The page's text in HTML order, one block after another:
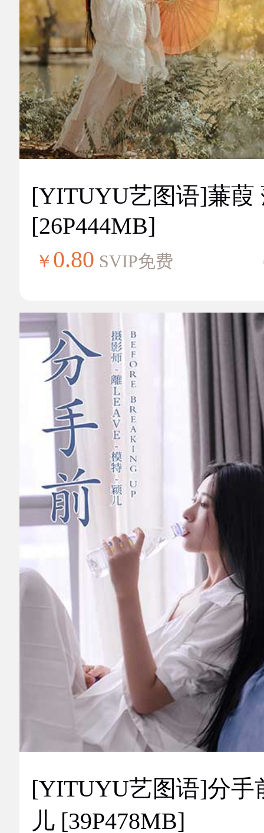
[YITUYU艺图语]蒹葭
[26P444MB]
￥ 0.80 SVIP免费
[YITUYU艺图语]分手
儿 [39P478MB]